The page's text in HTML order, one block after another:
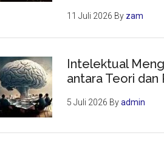
11 Juli 2026 By zam
Intelektual
antara Teori dan
5 Juli 2026 Byadmin